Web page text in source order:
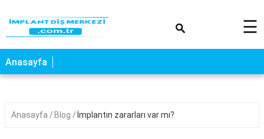
☰
Anasayfa
Anasayfa Blog İmplantın zararları var mı?